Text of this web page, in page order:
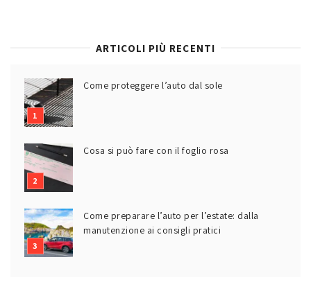
ARTICOLI PIÙ RECENTI
Come proteggere l’auto dal sole
Cosa si può fare con il foglio rosa
Come preparare l’auto per l’estate: dalla
manutenzione ai consigli pratici